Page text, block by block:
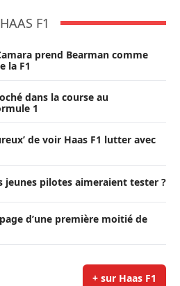
HAAS F1
prend Bearman comme
la F1
dans la course au
1
de voir Haas F1 lutter avec
jeunes pilotes aimeraient tester ?
d’une première moitié de
+ sur Haas F1